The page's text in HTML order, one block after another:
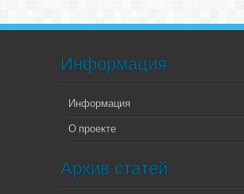
Информация
Информация
О проекте
Архив статей